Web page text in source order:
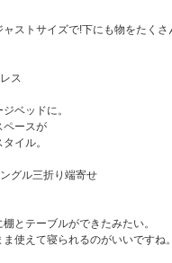
ストサイズで!下にも物をたくさ
ス
ベッドに。
ペースが
イル。
グル三折り端寄せ
とテーブルができたみたい。
使えて寝られるのがいいですね。